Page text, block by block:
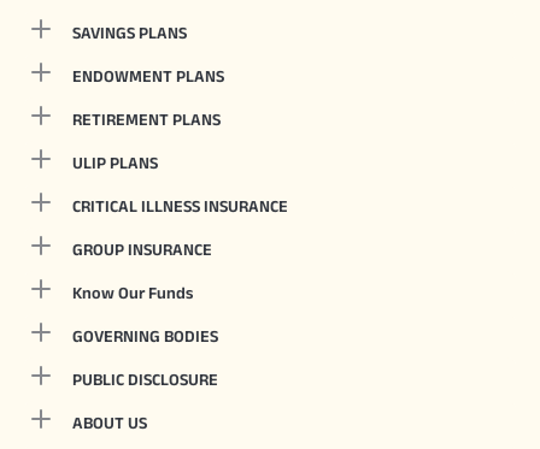
SAVINGS PLANS
ENDOWMENT PLANS
RETIREMENT PLANS
ULIP PLANS
CRITICAL ILLNESS INSURANCE
GROUP INSURANCE
Know Our Funds
GOVERNING BODIES
PUBLIC DISCLOSURE
ABOUT US